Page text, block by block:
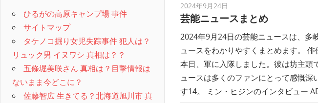
2024年9月24日
芸能ニュースまとめ
2024年9月24日の芸能ニュースは、多
ュースをわかりやすくまとめます。
本日、軍に入隊しました。彼は坊主頭
ュースは多くのファンにとって感慨深
す14。 ミン・ヒジンのインタビュー
ひるがの高原キャンプ場 事件
サイトマップ
タケノコ掘り女児失踪事件 犯人は？
リュック男 イヌワシ 真相は？？
五條堀美咲さん 真相は？目撃情報は
ないまま今どこに？
佐藤智広 生きてる？北海道旭川市 真